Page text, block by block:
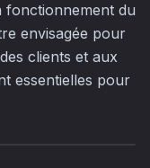
fonctionnement du
envisagée pour
clients et aux
essentielles pour